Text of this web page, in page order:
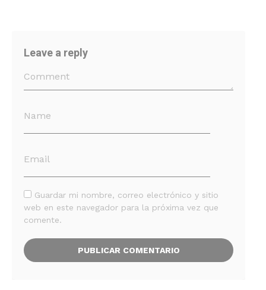
Leave a reply
Guardar mi nombre, correo electrónico y sitio
web en este navegador para la próxima vez que
comente.